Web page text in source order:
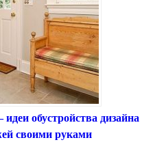
обустройства дизайна
своими руками